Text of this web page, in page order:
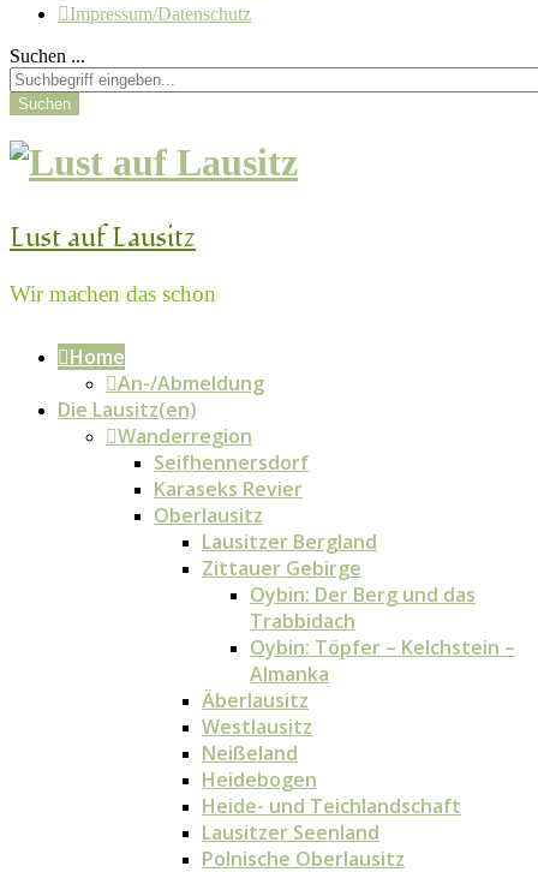
Impressum/Datenschutz
Suchen ...
Suchen
Lust auf Lausitz
Wir machen das schon
Home
An-/Abmeldung
Die Lausitz(en)
Wanderregion
Seifhennersdorf
Karaseks Revier
Oberlausitz
Lausitzer Bergland
Zittauer Gebirge
Oybin: Der Berg und das
Trabbidach
Oybin: Töpfer – Kelchstein –
Almanka
Äberlausitz
Westlausitz
Neißeland
Heidebogen
Heide- und Teichlandschaft
Lausitzer Seenland
Polnische Oberlausitz